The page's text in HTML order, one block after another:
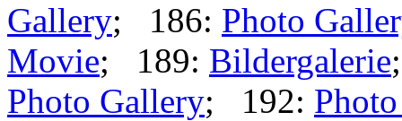
Gallery; 186: Photo
Movie; 189: Bildergalerie
Photo Gallery; 192: